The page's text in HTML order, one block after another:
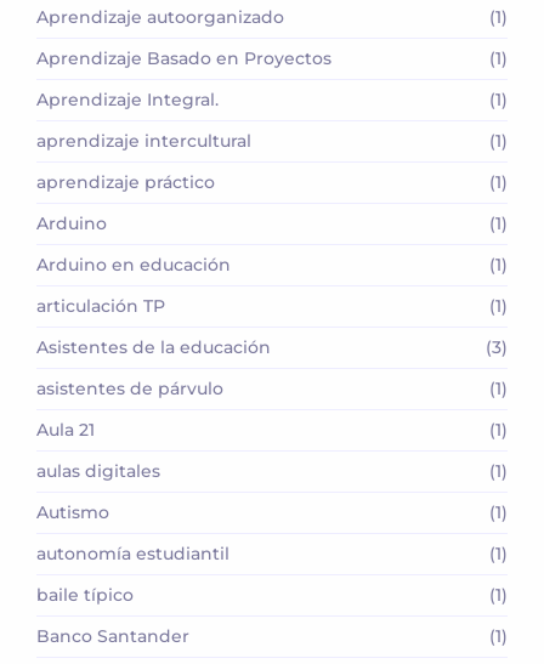
Aprendizaje autoorganizado
(1)
Aprendizaje Basado en Proyectos
(1)
Aprendizaje Integral.
(1)
aprendizaje intercultural
(1)
aprendizaje práctico
(1)
Arduino
(1)
Arduino en educación
(1)
articulación TP
(1)
Asistentes de la educación
(3)
asistentes de párvulo
(1)
Aula 21
(1)
aulas digitales
(1)
Autismo
(1)
autonomía estudiantil
(1)
baile típico
(1)
Banco Santander
(1)